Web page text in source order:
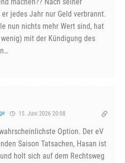
jedes Jahr nur Geld verbrannt.
nun nichts mehr Wert sind, hat
mit der Kündigung des
15. Juni 2026 20:08
Option. Der eV
Saison Tatsachen, Hasan ist
holt sich auf dem Rechtsweg